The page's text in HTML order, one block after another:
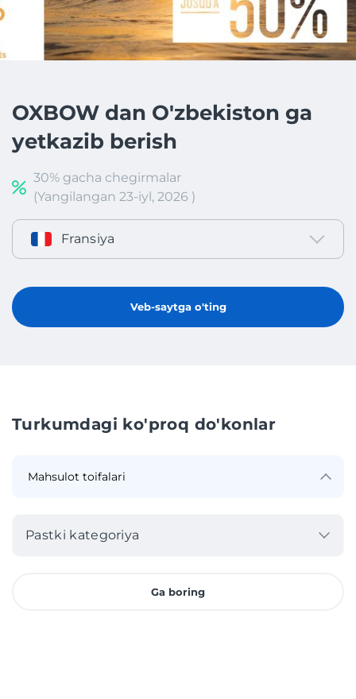
OXBOW dan O'zbekiston ga
yetkazib berish
30% gacha chegirmalar
(Yangilangan 23-iyl, 2026 )
Fransiya
Veb-saytga o'ting
Turkumdagi ko'proq do'konlar
Pastki kategoriya
Ga boring